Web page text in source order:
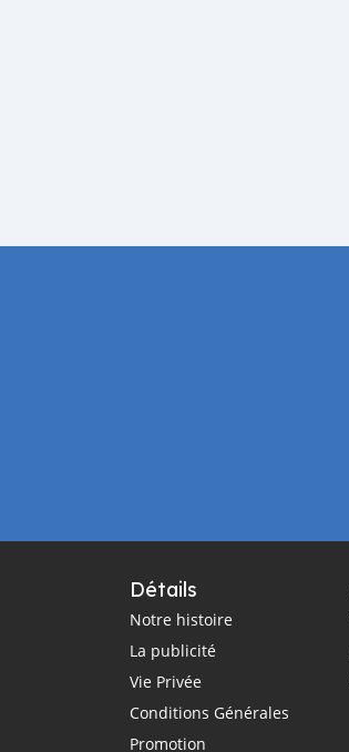
Détails
Notre histoire
La publicité
Vie Privée
Conditions Générales
Promotion